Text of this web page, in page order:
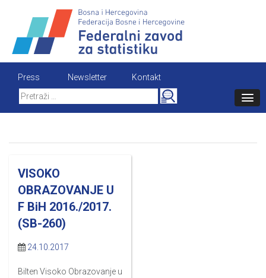
content
Press Newsletter
Kontakt
Search
for:
VISOKO
OBRAZOVANJE U
F BiH 2016./2017.
(SB-260)
24.10.2017
Bilten Visoko Obrazovanje u